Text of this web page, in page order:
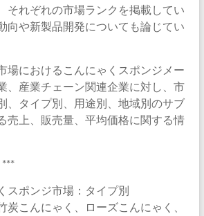
それぞれの市場ランクを掲載してい
向や新製品開発についても論じてい
場におけるこんにゃくスポンジメー
、産業チェーン関連企業に対し、市
、タイプ別、用途別、地域別のサブ
売上、販売量、平均価格に関する情
スポンジ市場：タイプ別
炭こんにゃく、ローズこんにゃく、